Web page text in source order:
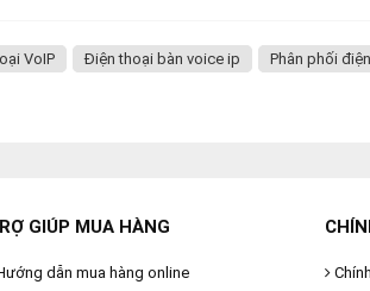
VoIP Điện thoại bàn voice ip
Phân phối
GIÚP MUA HÀNG
dẫn mua hàng online